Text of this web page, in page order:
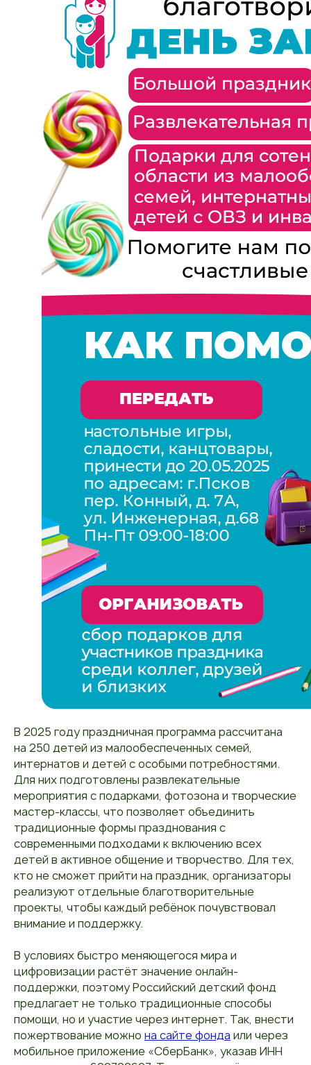
В 2025 году праздничная программа рассчитана
на 250 детей из малообеспеченных семей,
интернатов и детей с особыми потребностями.
Для них подготовлены развлекательные
мероприятия с подарками, фотозона и творческие
мастер-классы, что позволяет объединить
традиционные формы празднования с
современными подходами к включению всех
детей в активное общение и творчество. Для тех,
кто не сможет прийти на праздник, организаторы
реализуют отдельные благотворительные
проекты, чтобы каждый ребёнок почувствовал
внимание и поддержку.
В условиях быстро меняющегося мира и
цифровизации растёт значение онлайн-
поддержки, поэтому Российский детский фонд
предлагает не только традиционные способы
помощи, но и участие через интернет. Так, внести
пожертвование можно на сайте фонда или через
мобильное приложение «СберБанк», указав ИНН